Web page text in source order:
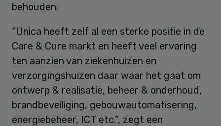
behouden.
“Unica heeft zelf al een sterke positie in de
Care & Cure markt en heeft veel ervaring
ten aanzien van ziekenhuizen en
verzorgingshuizen daar waar het gaat om
ontwerp & realisatie, beheer & onderhoud,
brandbeveiliging, gebouwautomatisering,
energiebeheer, ICT etc.”, zegt een